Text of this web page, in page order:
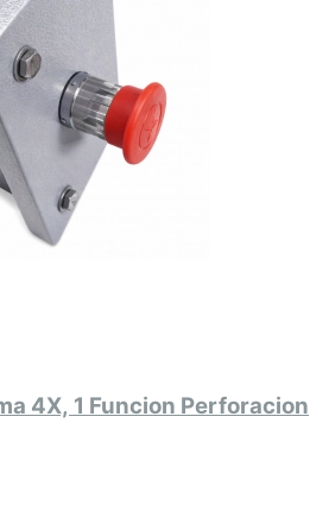
4X, 1 Funcion Perforacion